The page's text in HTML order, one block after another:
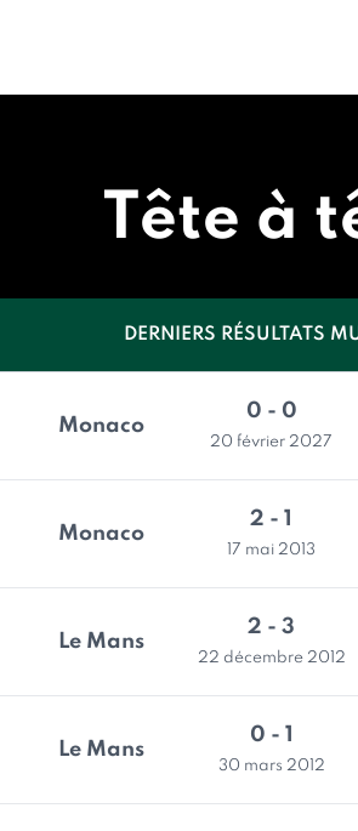
Tête à
DERNIERS RÉSULTATS
Monaco
0 - 0
20 février 2027
Monaco
2 - 1
17 mai 2013
Le Mans
2 - 3
22 décembre 2012
Le Mans
0 - 1
30 mars 2012